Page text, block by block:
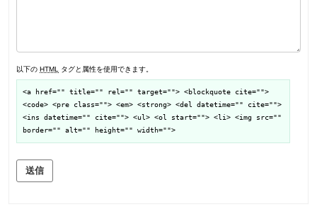
以下の HTML タグと属性を使用できます。
<a href="" title="" rel="" target=""> <blockquote cite="">
<code> <pre class=""> <em> <strong> <del datetime="" cite="">
<ins datetime="" cite=""> <ul> <ol start=""> <li> <img src=""
border="" alt="" height="" width="">
送信